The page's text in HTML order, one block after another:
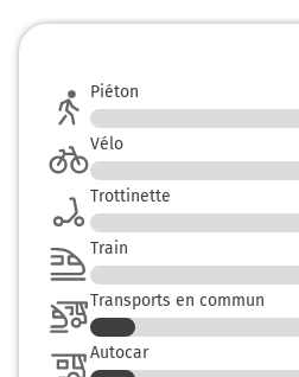
Piéton
Vélo
Trottinette
Train
Transports en commun
Autocar